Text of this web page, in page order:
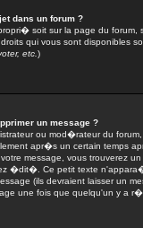
dans un forum ?
soit sur la page du
qui vous sont disponibles
etc. )
un message ?
ou mod�rateur du
apr�s un certain temps
message, vous trouverez un
�dit�. Ce petit texte
(ils devraient laisser un
une fois que quelqu'un y a